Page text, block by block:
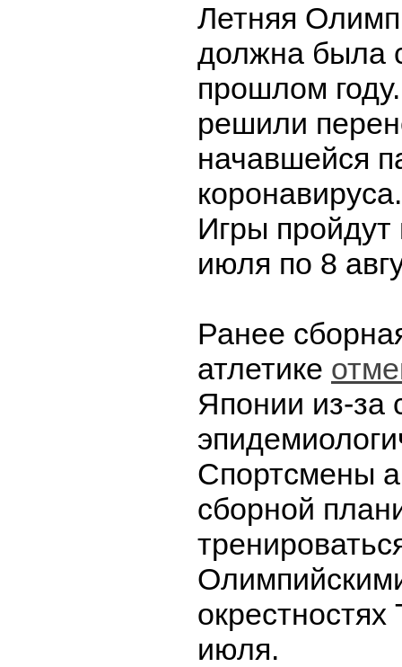
Летняя
должна была
прошлом
решили
начавшейся
Игры пройдут
июля по 8
Ранее
атлетике
Японии из-за
Спортсмены
сборной
июля.